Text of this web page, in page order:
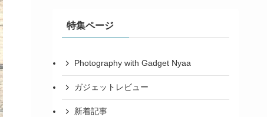
特集ページ
Photography with Gadget Nyaa
ガジェットレビュー
新着記事